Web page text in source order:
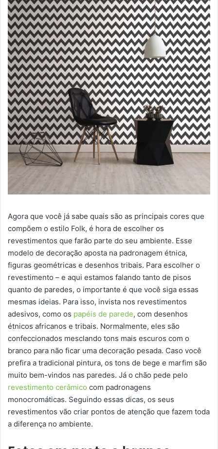
Agora que você já sabe quais são as principais cores que
compõem o estilo Folk, é hora de escolher os
revestimentos que farão parte do seu ambiente. Esse
modelo de decoração aposta na padronagem étnica,
figuras geométricas e desenhos tribais. Para escolher o
revestimento – e aqui estamos falando tanto de pisos
quanto de paredes, o importante é que você siga essas
mesmas ideias. Para isso, invista nos revestimentos
adesivos, como os papéis de parede, com desenhos
étnicos africanos e tribais. Normalmente, eles são
confeccionados mesclando tons mais escuros com o
branco para não ficar uma decoração pesada. Caso você
prefira a tradicional pintura, os tons de bege e marfim são
muito bem-vindos nas paredes. Já o chão pede pelo
revestimento cerâmico com padronagens
monocromáticas. Seguindo essas dicas, os seus
revestimentos vão criar pontos de atenção que fazem toda
a diferença no ambiente.